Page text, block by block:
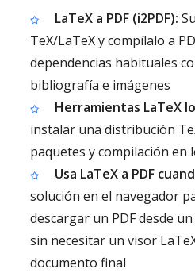
LaTeX a PDF (i2PDF):
TeX/LaTeX y compílalo a
dependencias habituales
bibliografía e imágenes
Herramientas LaTeX
instalar una distribución
paquetes y compilación en
Usa LaTeX a PDF
solución en el navegador
descargar un PDF desde
sin necesitar un visor
documento final